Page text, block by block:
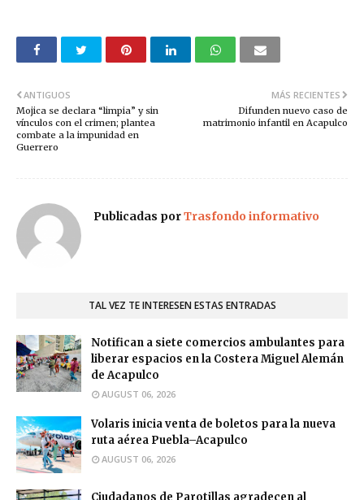
MÁS RECIENTES
Difunden nuevo caso de
matrimonio infantil en Acapulco
ANTIGUOS
Mojica se declara “limpia” y sin
vínculos con el crimen; plantea
combate a la impunidad en
Guerrero
Publicadas porTrasfondo informativo
TAL VEZ TE INTERESEN ESTAS ENTRADAS
Notifican a siete comercios ambulantes para
liberar espacios en la Costera Miguel Alemán
de Acapulco
AUGUST 06, 2026
Volaris inicia venta de boletos para la nueva
ruta aérea Puebla–Acapulco
AUGUST 06, 2026
Ciudadanos de Parotillas agradecen al